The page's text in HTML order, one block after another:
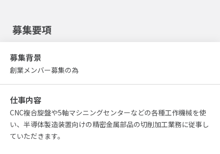
募集要項
募集背景
創業メンバー募集の為
仕事内容
CNC複合旋盤や5軸マシニングセンターなどの各種工作機械を使
い、半導体製造装置向けの精密金属部品の切削加工業務に従事し
ていただきます。